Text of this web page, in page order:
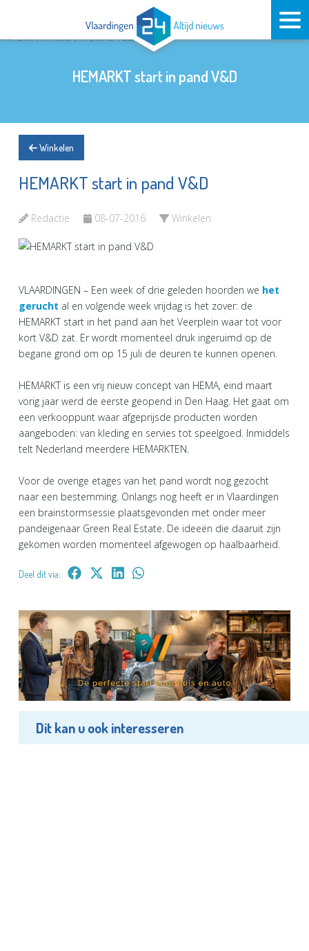
HEMARKT start in pand V&D
Winkelen
HEMARKT start in pand V&D
Redactie 08-07-2016 Winkelen
VLAARDINGEN – Een week of drie geleden hoorden we het
gerucht al en volgende week vrijdag is het zover: de
HEMARKT start in het pand aan het Veerplein waar tot voor
kort V&D zat. Er wordt momenteel druk ingeruimd op de
begane grond om op 15 juli de deuren te kunnen openen.
HEMARKT is een vrij nieuw concept van HEMA, eind maart
vorig jaar werd de eerste geopend in Den Haag. Het gaat om
een verkooppunt waar afgeprijsde producten worden
aangeboden: van kleding en servies tot speelgoed. Inmiddels
telt Nederland meerdere HEMARKTEN.
Voor de overige etages van het pand wordt nog gezocht
naar een bestemming. Onlangs nog heeft er in Vlaardingen
een brainstormsessie plaatsgevonden met onder meer
pandeigenaar Green Real Estate. De ideeën die daaruit zijn
gekomen worden momenteel afgewogen op haalbaarheid.
Deel dit via:
Dit kan u ook interesseren